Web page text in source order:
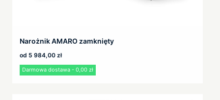
Narożnik AMARO zamknięty
od 5 984,00 zł
Darmowa dostawa - 0,00 zł